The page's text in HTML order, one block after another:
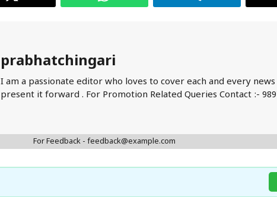
prabhatchingari
I am a passionate editor who loves to cover each and every news
present it forward . For Promotion Related Queries Contact :-
For Feedback - feedback@example.com